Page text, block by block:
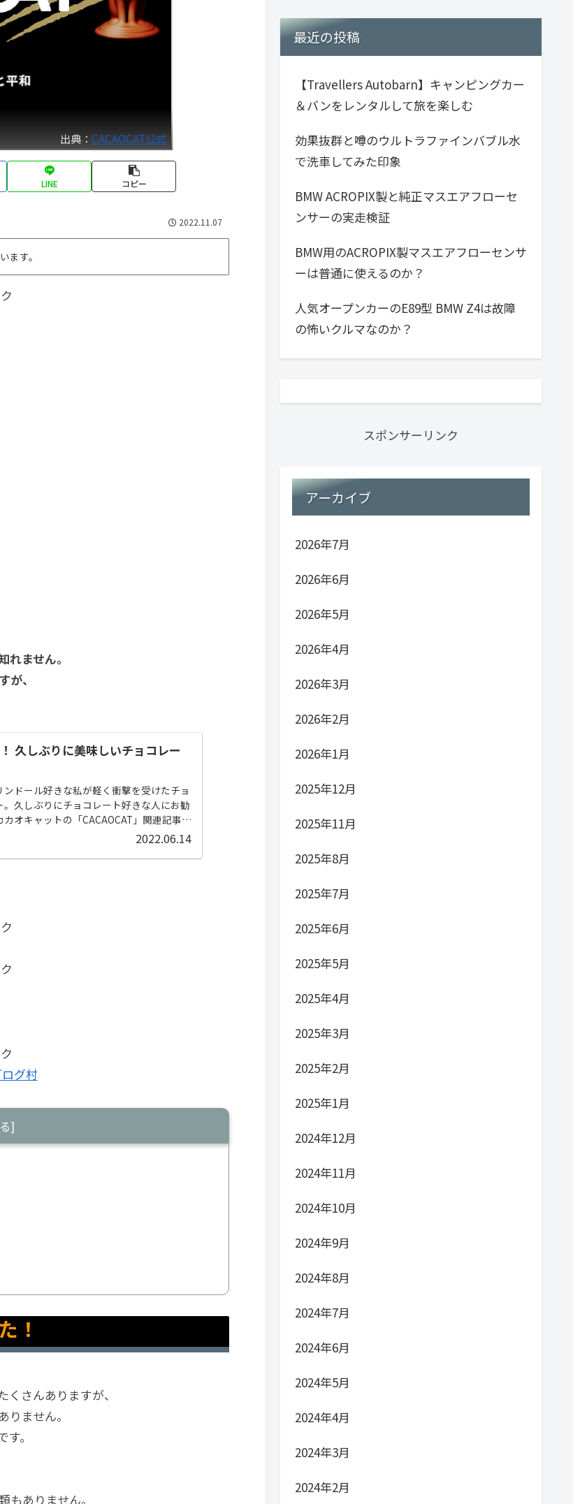
出典： CACAOCAT公式
LINE コピー
2022.11.07
ます。
ません。
が、
久しぶりに美味しいチョコレー
ドール好きな私が軽く衝撃を受けたチョ
久しぶりにチョコレート好きな人にお勧
オキャットの「CACAOCAT」関連記事関
2022.06.14
グ村
！
さんありますが、
ません。
。
ありません。
最近の投稿
【Travellers Autobarn】キャンピングカー
＆バンをレンタルして旅を楽しむ
効果抜群と噂のウルトラファインバブル水
で洗車してみた印象
BMW ACROPIX製と純正マスエアフローセ
ンサーの実走検証
BMW用のACROPIX製マスエアフローセンサ
ーは普通に使えるのか？
人気オープンカーのE89型 BMW Z4は故障
の怖いクルマなのか？
スポンサーリンク
アーカイブ
2026年7月
2026年6月
2026年5月
2026年4月
2026年3月
2026年2月
2026年1月
2025年12月
2025年11月
2025年8月
2025年7月
2025年6月
2025年5月
2025年4月
2025年3月
2025年2月
2025年1月
2024年12月
2024年11月
2024年10月
2024年9月
2024年8月
2024年7月
2024年6月
2024年5月
2024年4月
2024年3月
2024年2月